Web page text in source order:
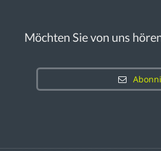
Möchten Sie von uns